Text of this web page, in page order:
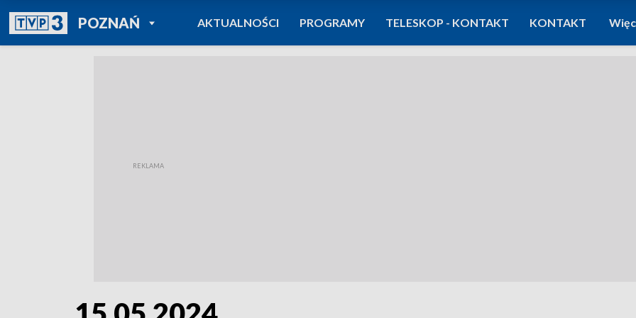
POZNAŃPOWRÓT DO
TVP REGIONY
AKTUALNOŚCI PROGRAMY TELESKOP - KONTAKT KONTAKT